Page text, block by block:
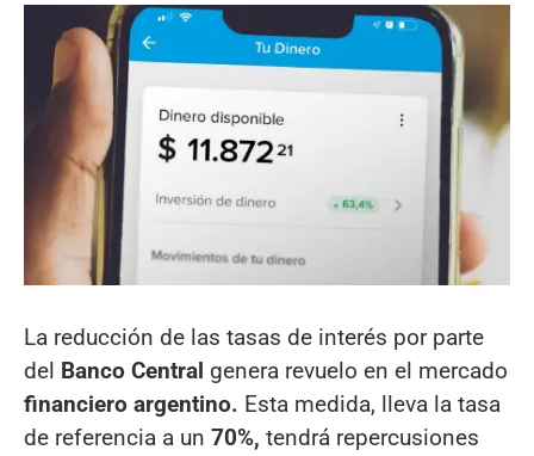
La reducción de las tasas de interés por parte
del Banco Central genera revuelo en el mercado
financiero argentino. Esta medida, lleva la tasa
de referencia a un 70%, tendrá repercusiones